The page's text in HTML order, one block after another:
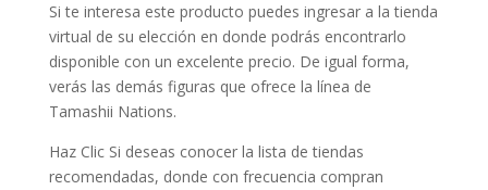
Si te interesa este producto puedes ingresar a la tienda
virtual de su elección en donde podrás encontrarlo
disponible con un excelente precio. De igual forma,
verás las demás figuras que ofrece la línea de
Tamashii Nations.
Haz Clic Si deseas conocer la lista de tiendas
recomendadas, donde con frecuencia compran